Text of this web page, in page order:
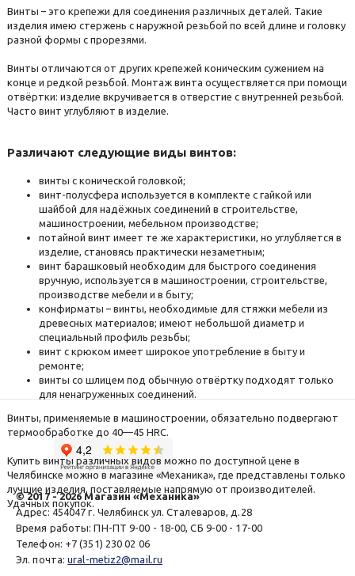
Винты – это крепежи для соединения различных деталей. Такие
изделия имею стержень с наружной резьбой по всей длине и головку
разной формы с прорезями.
Винты отличаются от других крепежей коническим сужением на
конце и редкой резьбой. Монтаж винта осуществляется при помощи
отвёртки: изделие вкручивается в отверстие с внутренней резьбой.
Часто винт углубляют в изделие.
Различают следующие виды винтов:
винты с конической головкой;
винт-полусфера используется в комплекте с гайкой или
шайбой для надёжных соединений в строительстве,
машиностроении, мебельном производстве;
потайной винт имеет те же характеристики, но углубляется в
изделие, становясь практически незаметным;
винт барашковый необходим для быстрого соединения
вручную, используется в машиностроении, строительстве,
производстве мебели и в быту;
конфирматы – винты, необходимые для стяжки мебели из
древесных материалов; имеют небольшой диаметр и
специальный профиль резьбы;
винт с крюком имеет широкое употребление в быту и
ремонте;
винты со шлицем под обычную отвёртку подходят только
для ненагруженных соединений.
Винты, применяемые в машиностроении, обязательно подвергают
термообработке до 40—45 HRC.
Купить винты различных видов можно по доступной цене в
Челябинске можно в магазине «Механика», где представлены только
лучшие изделия, поставляемые напрямую от производителей.
Удачных покупок.
© 2017 - 2026 Магазин «Механика»
Адрес: 454047 г. Челябинск ул. Сталеваров, д.28
Время работы:ПН-ПТ 9-00 - 18-00, СБ 9-00 - 17-00
Телефон: +7 (351) 230 02 06
Эл. почта:ural-metiz2@mail.ru